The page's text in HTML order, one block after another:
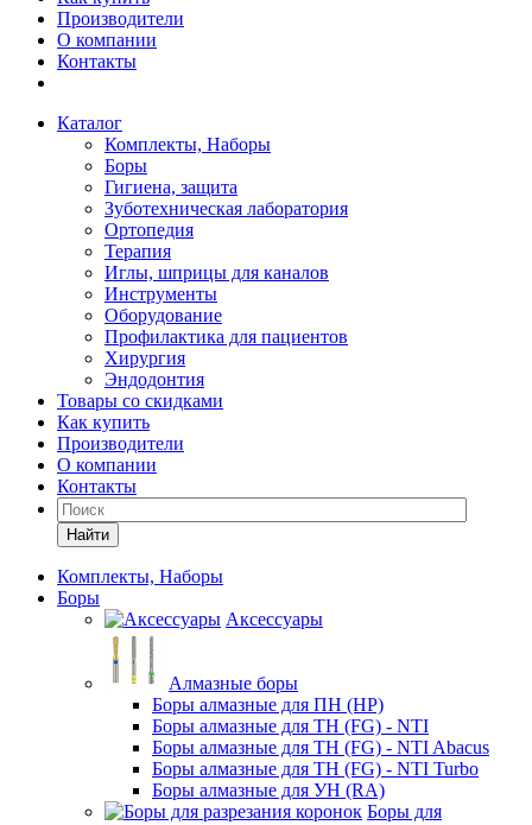
Производители
О компании
Контакты
Каталог
Комплекты, Наборы
Боры
Гигиена, защита
Зуботехническая лаборатория
Ортопедия
Терапия
Иглы, шприцы для каналов
Инструменты
Оборудование
Профилактика для пациентов
Хирургия
Эндодонтия
Товары со скидками
Как купить
Производители
О компании
Контакты
Найти
Комплекты, Наборы
Боры
Аксессуары
Алмазные боры
Боры алмазные для ПН (HP)
Боры алмазные для ТН (FG) - NTI
Боры алмазные для ТН (FG) - NTI Abacus
Боры алмазные для ТН (FG) - NTI Turbo
Боры алмазные для УН (RA)
Боры для